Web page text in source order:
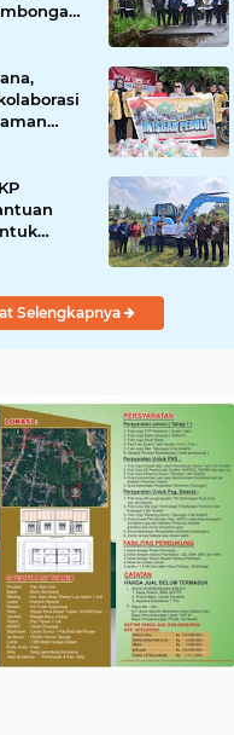
Banjir di
Selengkapnya